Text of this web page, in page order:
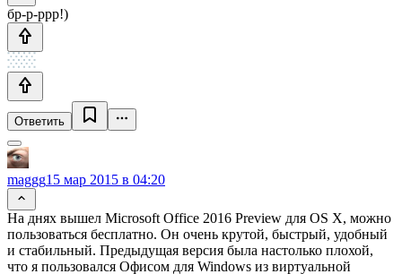
бр-р-ррр!)
Ответить
maggg15 мар 2015 в 04:20
На днях вышел Microsoft Office 2016 Preview для OS X, можно
пользоваться бесплатно. Он очень крутой, быстрый, удобный
и стабильный. Предыдущая версия была настолько плохой,
что я пользовался Офисом для Windows из виртуальной